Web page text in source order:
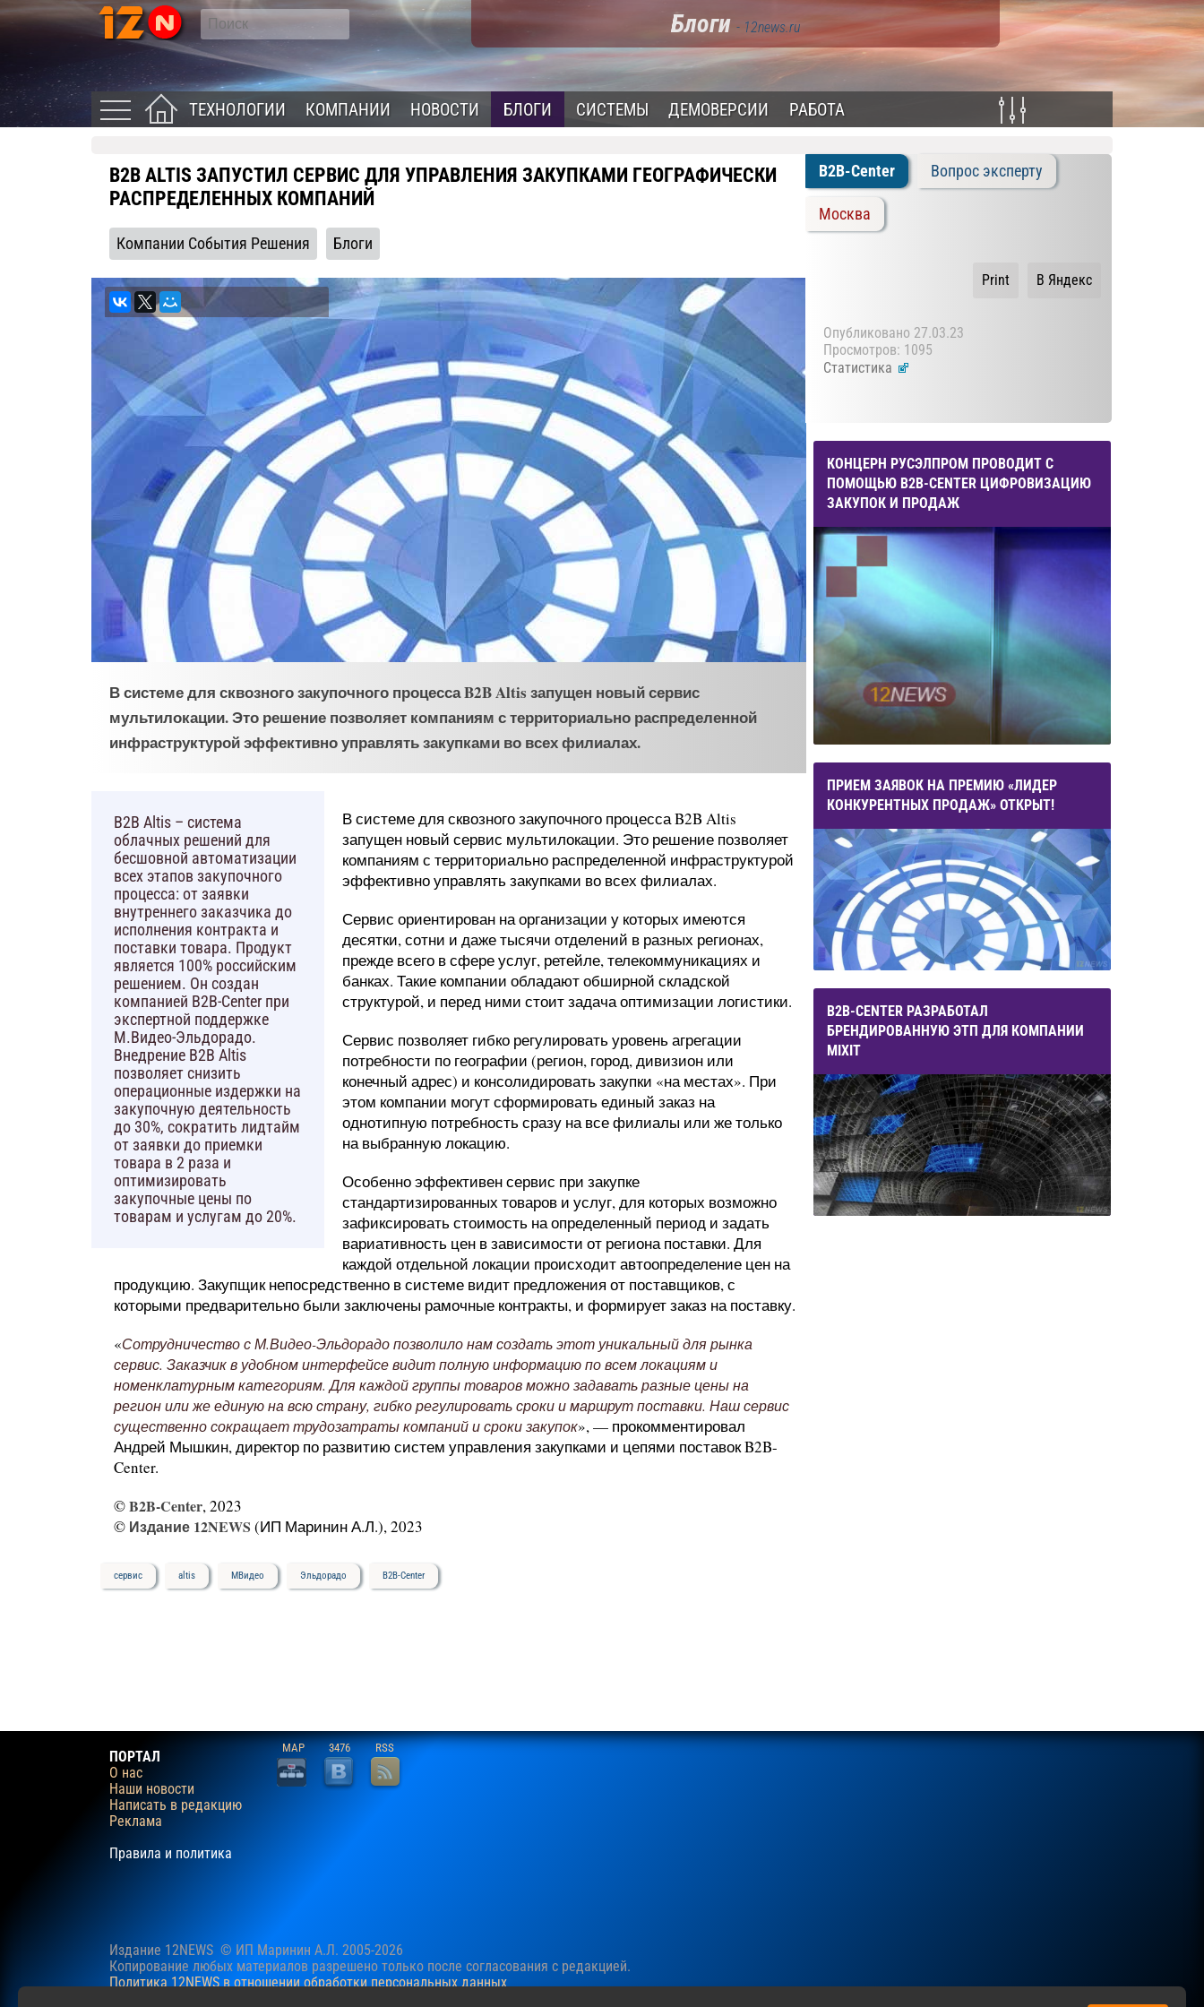
Блоги - 12news.ru
ТЕХНОЛОГИИ КОМПАНИИ НОВОСТИ БЛОГИ СИСТЕМЫ ДЕМОВЕРСИИ РАБОТА
B2B ALTIS ЗАПУСТИЛ СЕРВИС ДЛЯ УПРАВЛЕНИЯ ЗАКУПКАМИ ГЕОГРАФИЧЕСКИ
РАСПРЕДЕЛЕННЫХ КОМПАНИЙ
Компании События Решения Блоги
В системе для сквозного закупочного процесса B2B Altis запущен новый сервис
мультилокации. Это решение позволяет компаниям с территориально распределенной
инфраструктурой эффективно управлять закупками во всех филиалах.
B2B Altis – система
облачных решений для
бесшовной автоматизации
всех этапов закупочного
процесса: от заявки
внутреннего заказчика до
исполнения контракта и
поставки товара. Продукт
является 100% российским
решением. Он создан
компанией B2B-Center при
экспертной поддержке
М.Видео-Эльдорадо.
Внедрение B2B Altis
позволяет снизить
операционные издержки на
закупочную деятельность
до 30%, сократить лидтайм
от заявки до приемки
товара в 2 раза и
оптимизировать
закупочные цены по
товарам и услугам до 20%.
В системе для сквозного закупочного процесса B2B Altis
запущен новый сервис мультилокации. Это решение позволяет
компаниям с территориально распределенной инфраструктурой
эффективно управлять закупками во всех филиалах.
Сервис ориентирован на организации у которых имеются
десятки, сотни и даже тысячи отделений в разных регионах,
прежде всего в сфере услуг, ретейле, телекоммуникациях и
банках. Такие компании обладают обширной складской
структурой, и перед ними стоит задача оптимизации логистики.
Сервис позволяет гибко регулировать уровень агрегации
потребности по географии (регион, город, дивизион или
конечный адрес) и консолидировать закупки «на местах». При
этом компании могут сформировать единый заказ на
однотипную потребность сразу на все филиалы или же только
на выбранную локацию.
Особенно эффективен сервис при закупке
стандартизированных товаров и услуг, для которых возможно
зафиксировать стоимость на определенный период и задать
вариативность цен в зависимости от региона поставки. Для
каждой отдельной локации происходит автоопределение цен на
продукцию. Закупщик непосредственно в системе видит предложения от поставщиков, с
которыми предварительно были заключены рамочные контракты, и формирует заказ на поставку.
«Сотрудничество с М.Видео-Эльдорадо позволило нам создать этот уникальный для рынка
сервис. Заказчик в удобном интерфейсе видит полную информацию по всем локациям и
номенклатурным категориям. Для каждой группы товаров можно задавать разные цены на
регион или же единую на всю страну, гибко регулировать сроки и маршрут поставки. Наш сервис
существенно сокращает трудозатраты компаний и сроки закупок», — прокомментировал
Андрей Мышкин, директор по развитию систем управления закупками и цепями поставок B2B-
Center.
©B2B-Center, 2023
© Издание 12NEWS (ИП Маринин А.Л.), 2023
сервис altis МВидео Эльдорадо B2B-Center
B2B-Center Вопрос эксперту
Москва
В Яндекс
Print
Опубликовано 27.03.23
Просмотров: 1095
Статистика
КОНЦЕРН РУСЭЛПРОМ ПРОВОДИТ С
ПОМОЩЬЮ B2B-CENTER ЦИФРОВИЗАЦИЮ
ЗАКУПОК И ПРОДАЖ
ПРИЕМ ЗАЯВОК НА ПРЕМИЮ «ЛИДЕР
КОНКУРЕНТНЫХ ПРОДАЖ» ОТКРЫТ!
B2B-CENTER РАЗРАБОТАЛ
БРЕНДИРОВАННУЮ ЭТП ДЛЯ КОМПАНИИ
MIXIT
ПОРТАЛ
О нас
Наши новости
Написать в редакцию
Реклама
Правила и политика
MAP 3476 RSS
Издание 12NEWS © ИП Маринин А.Л. 2005-2026
Копирование любых материалов разрешено только после согласования c редакцией.
Политика 12NEWS в отношении обработки персональных данных